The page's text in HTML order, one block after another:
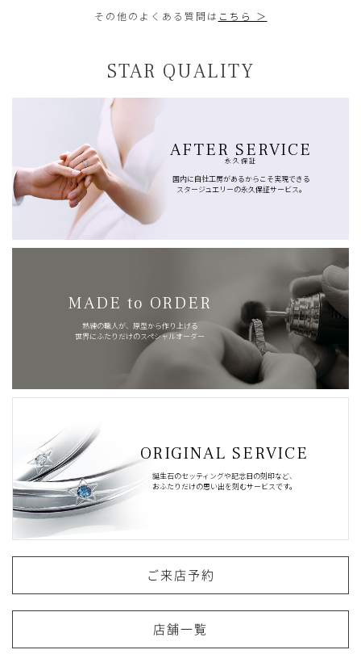
その他のよくある質問は こちら ＞
STAR QUALITY
AFTER SERVICE
永久保証
国内に自社工房があるからこそ実現できる
スタージュエリーの永久保証サービス。
MADE to ORDER
熟練の職人が、原型から作り上げる
世界にふたりだけのスペシャルオーダー
ORIGINAL SERVICE
誕生石のセッティングや記念日の刻印など、
おふたりだけの思い出を刻むサービスです。
ご来店予約
店舗一覧